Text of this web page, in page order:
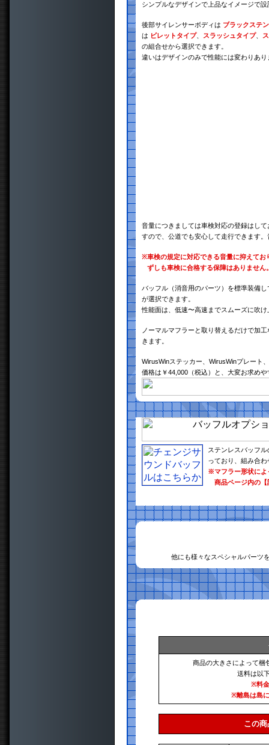
シンプルなデザインで上品なイメージで
後部サイレンサーボディは ブラックステ
は ビレットタイプ、 スラッシュタイプ、
の組合せから選択できます。
違いはデザインのみで性能には変わりあ
音量につきましては車検対応の登録はし
すので、公道でも安心して走行できます
※車検の規定に対応できる音量に抑えて
ずしも車検に合格する保障はありませ
バッフル（消音用のパーツ）を標準装備
が選択できます。
性能面は、低速〜高速までスムーズに吹
ノーマルマフラーと取り替えるだけで加
きます。
WirusWinステッカー、WirusWinプレート
価格は￥44,000（税込）と、大変お求め
ステンレスバッフ
っており、組み合
※マフラー形状によ
商品ページ内の【
他にも様々なスペシャルパーツ
商品の大きさによって梱
送料は以
※料
※離島は島
この